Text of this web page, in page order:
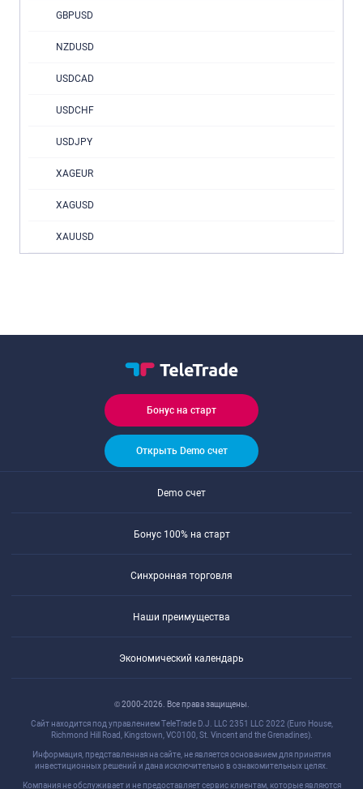
GBPUSD
NZDUSD
USDCAD
USDCHF
USDJPY
XAGEUR
XAGUSD
XAUUSD
Бонус на старт
Открыть Demo счет
Demo счет
Бонус 100% на старт
Синхронная торговля
Наши преимущества
Экономический календарь
© 2000-2026. Все права защищены.
Сайт находится под управлением TeleTrade D.J. LLC 2351 LLC 2022 (Euro House,
Richmond Hill Road, Kingstown, VC0100, St. Vincent and the Grenadines).
Информация, представленная на сайте, не является основанием для принятия
инвестиционных решений и дана исключительно в ознакомительных целях.
Компания не обслуживает и не предоставляет сервис клиентам, которые являются